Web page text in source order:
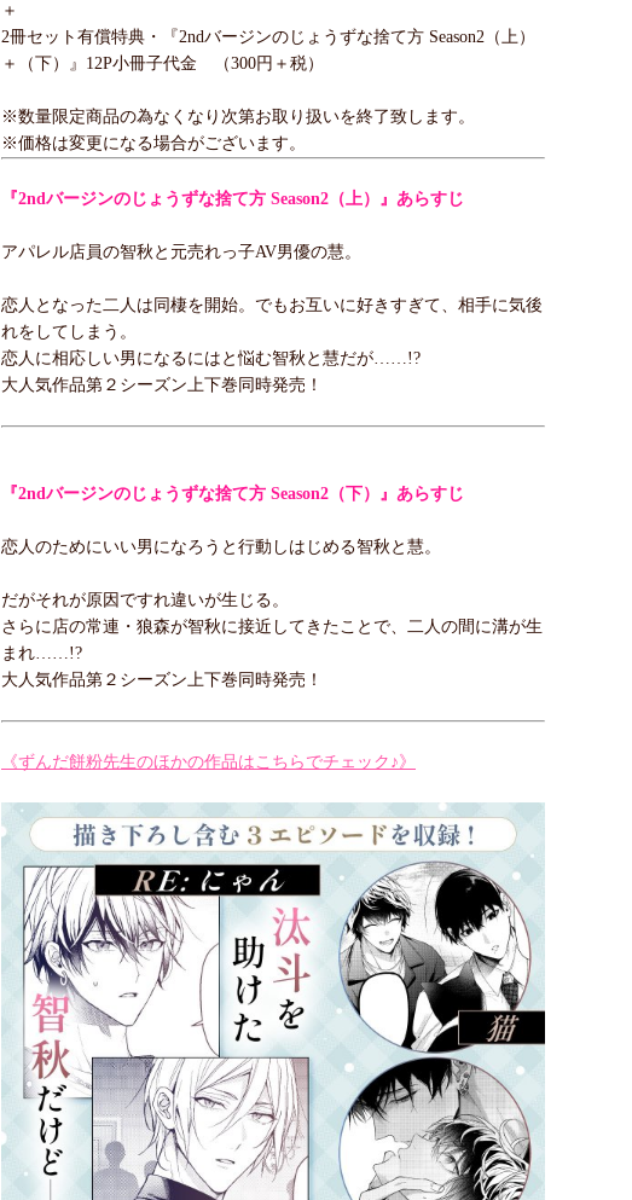
＋
2冊セット有償特典・『2ndバージンのじょうずな捨て方 Season2（上）
＋（下）』12P小冊子代金 （300円＋税）
※数量限定商品の為なくなり次第お取り扱いを終了致します。
※価格は変更になる場合がございます。
『2ndバージンのじょうずな捨て方 Season2（上）』あらすじ
アパレル店員の智秋と元売れっ子AV男優の慧。
恋人となった二人は同棲を開始。でもお互いに好きすぎて、相手に気後
れをしてしまう。
恋人に相応しい男になるにはと悩む智秋と慧だが……!?
大人気作品第２シーズン上下巻同時発売！
『2ndバージンのじょうずな捨て方 Season2（下）』あらすじ
恋人のためにいい男になろうと行動しはじめる智秋と慧。
だがそれが原因ですれ違いが生じる。
さらに店の常連・狼森が智秋に接近してきたことで、二人の間に溝が生
まれ……!?
大人気作品第２シーズン上下巻同時発売！
《ずんだ餅粉先生のほかの作品はこちらでチェック♪》